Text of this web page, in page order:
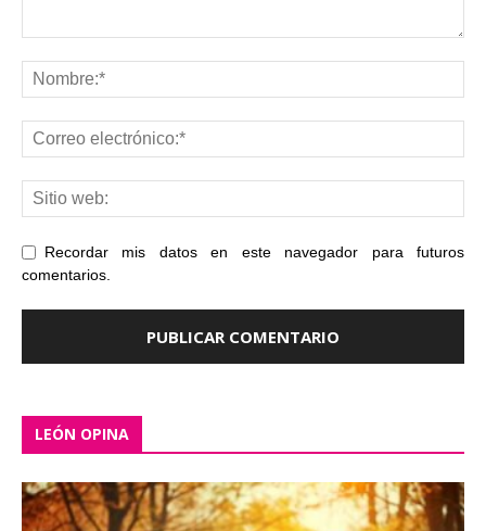
Recordar mis datos en este navegador para futuros
comentarios.
LEÓN OPINA